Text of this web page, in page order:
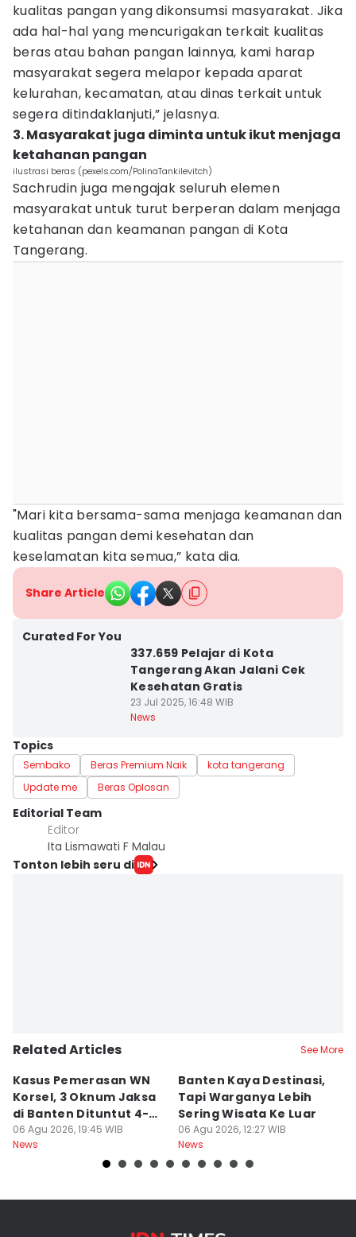
kualitas pangan yang dikonsumsi masyarakat. Jika
ada hal-hal yang mencurigakan terkait kualitas
beras atau bahan pangan lainnya, kami harap
masyarakat segera melapor kepada aparat
kelurahan, kecamatan, atau dinas terkait untuk
segera ditindaklanjuti,” jelasnya.
3. Masyarakat juga diminta untuk ikut menjaga
ketahanan pangan
ilustrasi beras (pexels.com/PolinaTankilevitch)
Sachrudin juga mengajak seluruh elemen
masyarakat untuk turut berperan dalam menjaga
ketahanan dan keamanan pangan di Kota
Tangerang.
"Mari kita bersama-sama menjaga keamanan dan
kualitas pangan demi kesehatan dan
keselamatan kita semua,” kata dia.
Share Article
Curated For You
337.659 Pelajar di Kota
Tangerang Akan Jalani Cek
Kesehatan Gratis
23 Jul 2025, 16:48 WIB
News
Topics
Sembako Beras Premium Naik
kota tangerang
Update me
Beras Oplosan
Editorial Team
Editor
Ita Lismawati F Malau
Tonton lebih seru di
Related Articles See More
Kasus Pemerasan WN
Korsel, 3 Oknum Jaksa
di Banten Dituntut 4-5
Tahun
06 Agu 2026, 19:45 WIB
News
Banten Kaya Destinasi,
Tapi Warganya Lebih
Sering Wisata Ke Luar
06 Agu 2026, 12:27 WIB
News